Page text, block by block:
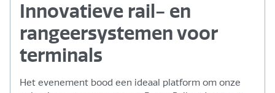
Innovatieve rail- en
rangeersystemen voor
terminals
Het evenement bood een ideaal platform om onze